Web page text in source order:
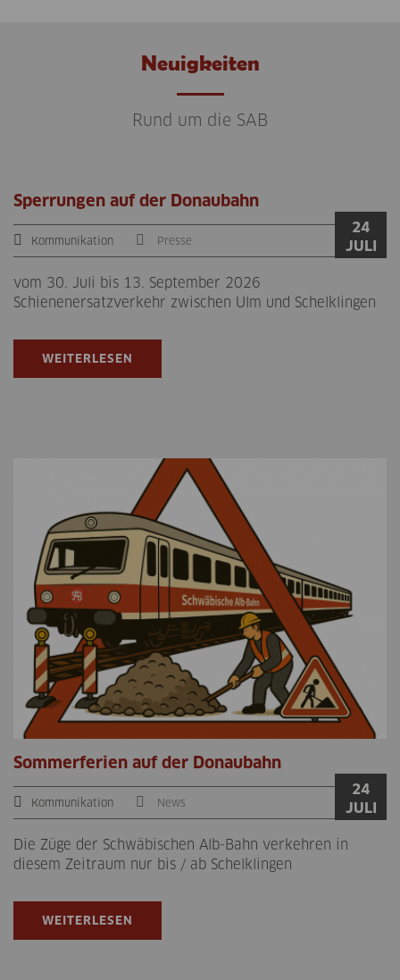
Neuigkeiten
Rund um die SAB
Sperrungen auf der Donaubahn
Kommunikation Presse
24
JULI
vom 30. Juli bis 13. September 2026
Schienenersatzverkehr zwischen Ulm und Schelklingen
WEITERLESEN
Sommerferien auf der Donaubahn
Kommunikation News
24
JULI
Die Züge der Schwäbischen Alb-Bahn verkehren in
diesem Zeitraum nur bis / ab Schelklingen
WEITERLESEN